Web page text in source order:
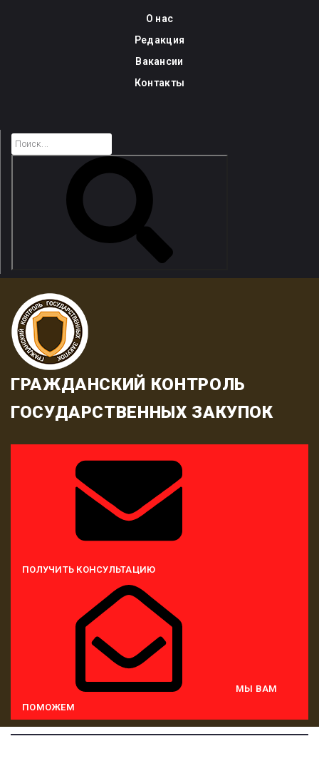
О нас
Редакция
Вакансии
Контакты
ГРАЖДАНСКИЙ КОНТРОЛЬ
ГОСУДАРСТВЕННЫХ ЗАКУПОК
ПОЛУЧИТЬ КОНСУЛЬТАЦИЮ
МЫ ВАМ
ПОМОЖЕМ